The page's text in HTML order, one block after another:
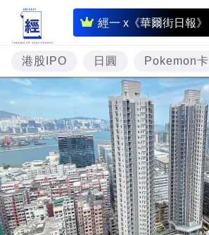
經一 x《華爾街日報》
即
時
財
經
題
投
資
樓
市
港股IPO 日圓 Pokemon卡